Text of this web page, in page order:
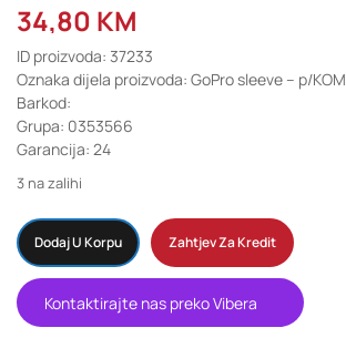
34,80 KM
ID proizvoda: 37233
Oznaka dijela proizvoda: GoPro sleeve – p/KOM
Barkod:
Grupa: 0353566
Garancija: 24
3 na zalihi
Dodaj U Korpu Zahtjev Za Kredit
Kontaktirajte nas preko Vibera